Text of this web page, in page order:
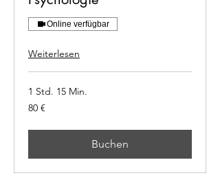
Online verfügbar
Weiterlesen
1 Std. 15 Min.
80
Euro
80 €
Buchen